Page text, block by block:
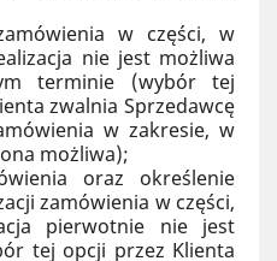
w części, w
nie jest możliwa
terminie (wybór tej
zwalnia Sprzedawcę
w zakresie, w
możliwa);
oraz określenie
zamówienia w części,
pierwotnie nie jest
tej opcji przez Klienta